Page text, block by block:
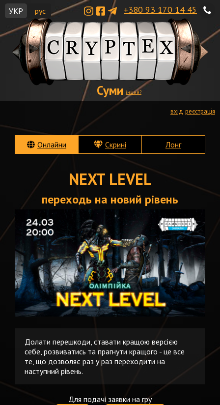
+380 93 170 14 45
Суми інший?
вхід реєстрація
УКР рус
Онлайни Скрині Лонг
NEXT LEVEL
переходь на новий рівень
Долати перешкоди, ставати кращою версією
себе, розвиватись та прагнути кращого - це все
те, що дозволяє раз у раз переходити на
наступний рівень.
Для подачі заявки на гру